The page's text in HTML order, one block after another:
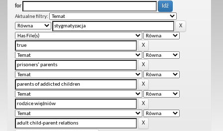
for
Aktualne filtry: